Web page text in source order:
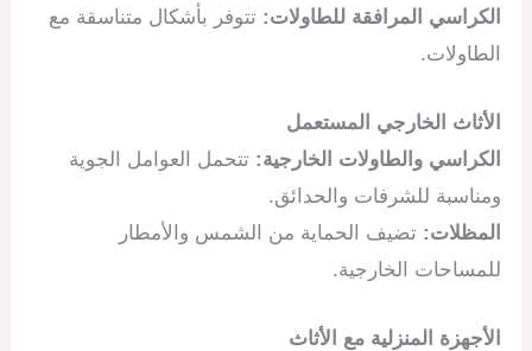
الكراسي المرافقة للطاولات: تتوفر بأشكال متناسقة مع
الطاولات.
الأثاث الخارجي المستعمل
الكراسي والطاولات الخارجية: تتحمل العوامل الجوية
ومناسبة للشرفات والحدائق.
المظلات: تضيف الحماية من الشمس والأمطار
للمساحات الخارجية.
الأجهزة المنزلية مع الأثاث